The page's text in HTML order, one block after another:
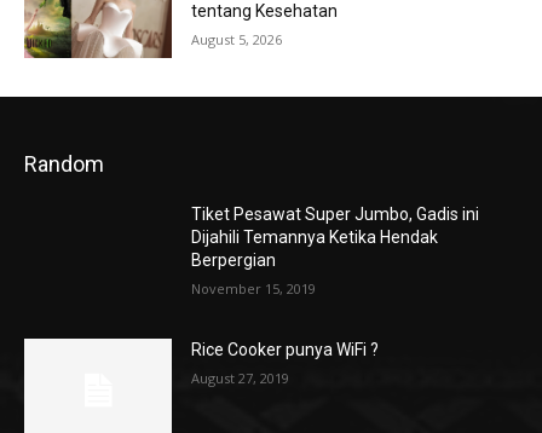
tentang Kesehatan
August 5, 2026
Random
Tiket Pesawat Super Jumbo, Gadis ini
Dijahili Temannya Ketika Hendak
Berpergian
November 15, 2019
Rice Cooker punya WiFi ?
August 27, 2019